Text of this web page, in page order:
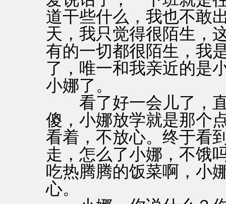
道干些什么，我也不敢
天，我只觉得很陌生，
有的一切都很陌生，我
了，唯一和我亲近的是
小娜了。
看了好一会儿了，直
傻，小娜放学就是那个
看着，不放心。终于看
走，怎么了小娜，不饿
吃热腾腾的饭菜啊，小
心。